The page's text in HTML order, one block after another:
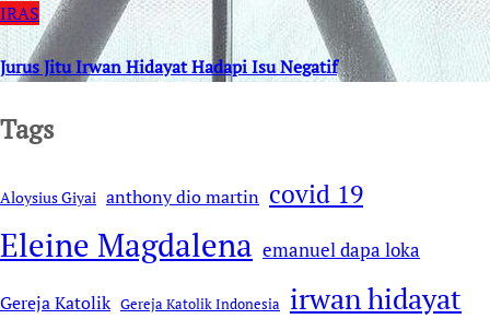
IRAS
Jurus Jitu Irwan Hidayat Hadapi Isu Negatif
Tags
Aloysius Giyai anthony dio martin covid 19
Eleine Magdalena emanuel dapa loka
Gereja Katolik Gereja Katolik Indonesia irwan hidayat